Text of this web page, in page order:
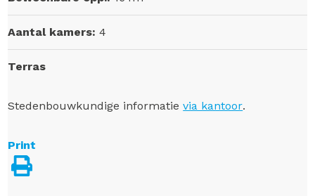
Aantal kamers:4
Terras
Stedenbouwkundige informatievia kantoor.
Print